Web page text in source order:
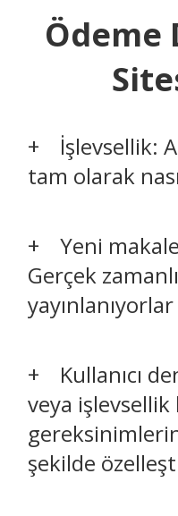
Ödeme
İşlevsellik:
tam olarak
Yeni
Gerçek
yayınlanıyorlar
Kullanıcı
veya işlevsellik
şekilde